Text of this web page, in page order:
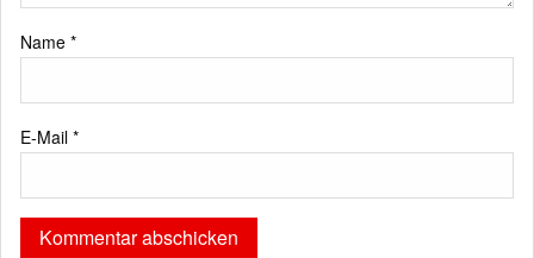
Name *
E-Mail *